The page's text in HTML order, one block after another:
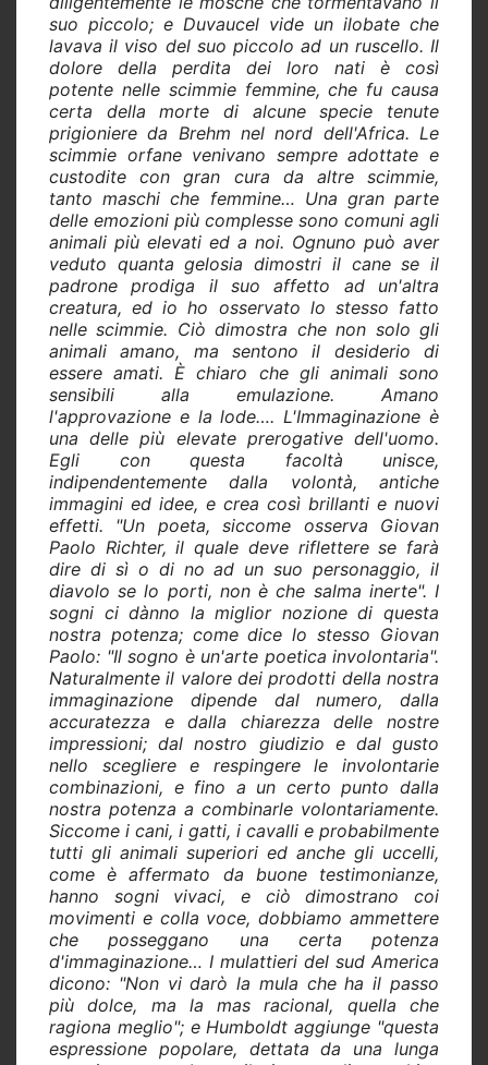
suo piccolo; e Duvaucel vide un ilobate che
lavava il viso del suo piccolo ad un ruscello. Il
dolore della perdita dei loro nati è così
potente nelle scimmie femmine, che fu causa
certa della morte di alcune specie tenute
prigioniere da Brehm nel nord dell'Africa. Le
scimmie orfane venivano sempre adottate e
custodite con gran cura da altre scimmie,
tanto maschi che femmine… Una gran parte
delle emozioni più complesse sono comuni agli
animali più elevati ed a noi. Ognuno può aver
veduto quanta gelosia dimostri il cane se il
padrone prodiga il suo affetto ad un'altra
creatura, ed io ho osservato lo stesso fatto
nelle scimmie. Ciò dimostra che non solo gli
animali amano, ma sentono il desiderio di
essere amati. È chiaro che gli animali sono
sensibili alla emulazione. Amano
l'approvazione e la lode…. L'Immaginazione è
una delle più elevate prerogative dell'uomo.
Egli con questa facoltà unisce,
indipendentemente dalla volontà, antiche
immagini ed idee, e crea così brillanti e nuovi
effetti. "Un poeta, siccome osserva Giovan
Paolo Richter, il quale deve riflettere se farà
dire di sì o di no ad un suo personaggio, il
diavolo se lo porti, non è che salma inerte". I
sogni ci dànno la miglior nozione di questa
nostra potenza; come dice lo stesso Giovan
Paolo: "Il sogno è un'arte poetica involontaria".
Naturalmente il valore dei prodotti della nostra
immaginazione dipende dal numero, dalla
accuratezza e dalla chiarezza delle nostre
impressioni; dal nostro giudizio e dal gusto
nello scegliere e respingere le involontarie
combinazioni, e fino a un certo punto dalla
nostra potenza a combinarle volontariamente.
Siccome i cani, i gatti, i cavalli e probabilmente
tutti gli animali superiori ed anche gli uccelli,
come è affermato da buone testimonianze,
hanno sogni vivaci, e ciò dimostrano coi
movimenti e colla voce, dobbiamo ammettere
che posseggano una certa potenza
d'immaginazione… I mulattieri del sud America
dicono: "Non vi darò la mula che ha il passo
più dolce, ma la mas racional, quella che
ragiona meglio"; e Humboldt aggiunge "questa
espressione popolare, dettata da una lunga